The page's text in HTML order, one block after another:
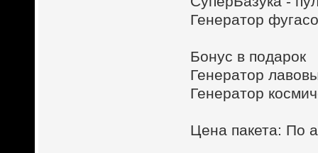
Генератор
Бонус в подарок
Генератор
Генератор
Цена пакета: По